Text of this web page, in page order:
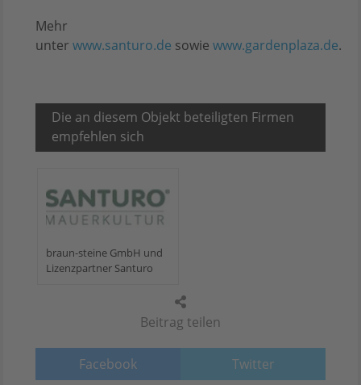
Beitrag teilen
Facebook Twitter
Mehr
unter www.santuro.de sowie www.gardenplaza.de.
Die an diesem Objekt beteiligten Firmen
empfehlen sich
braun-steine GmbH und
Lizenzpartner Santuro